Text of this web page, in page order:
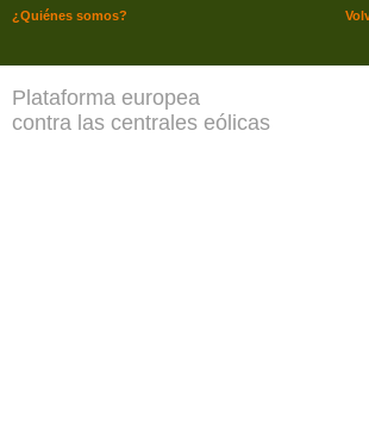
Plataforma europea
contra las centrales eólicas
¿Quiénes somos?